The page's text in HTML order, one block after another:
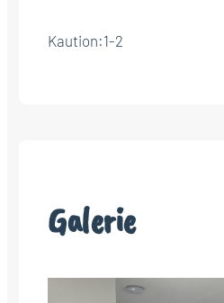
Kaution:1-2
Galerie